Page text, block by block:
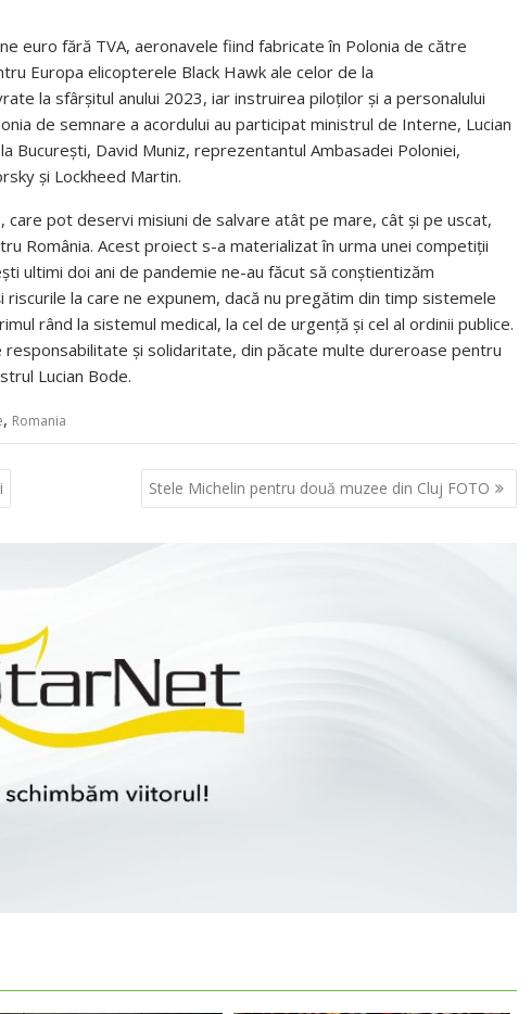
euro fără TVA, aeronavele fiind fabricate în Polonia de către
Europa elicopterele Black Hawk ale celor de la
la sfârşitul anului 2023, iar instruirea piloţilor şi a personalului
de semnare a acordului au participat ministrul de Interne, Lucian
Bucureşti, David Muniz, reprezentantul Ambasadei Poloniei,
şi Lockheed Martin.
pot deservi misiuni de salvare atât pe mare, cât şi pe uscat,
România. Acest proiect s-a materializat în urma unei competiţii
ultimi doi ani de pandemie ne-au făcut să conştientizăm
la care ne expunem, dacă nu pregătim din timp sistemele
rând la sistemul medical, la cel de urgenţă şi cel al ordinii publice.
responsabilitate şi solidaritate, din păcate multe dureroase pentru
Lucian Bode.
, Romania
Stele Michelin pentru două muzee din Cluj FOTO